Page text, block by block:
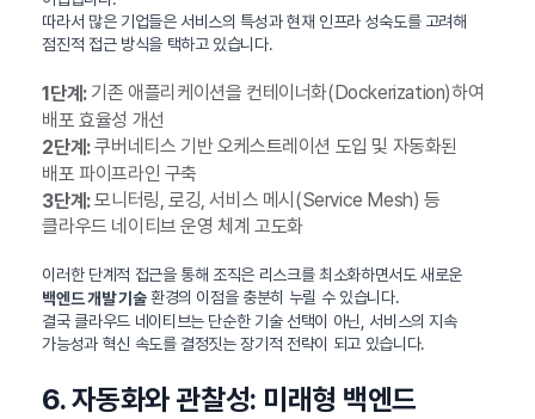
따라서 많은 기업들은 서비스의 특성과 현재 인프라 성숙도를 고려해
점진적 접근 방식을 택하고 있습니다.
1단계:기존 애플리케이션을 컨테이너화(Dockerization)하여
배포 효율성 개선
2단계:쿠버네티스 기반 오케스트레이션 도입 및 자동화된
배포 파이프라인 구축
3단계:모니터링, 로깅, 서비스 메시(Service Mesh) 등
클라우드 네이티브 운영 체계 고도화
이러한 단계적 접근을 통해 조직은 리스크를 최소화하면서도 새로운
백엔드 개발 기술환경의 이점을 충분히 누릴 수 있습니다.
결국 클라우드 네이티브는 단순한 기술 선택이 아닌, 서비스의 지속
가능성과 혁신 속도를 결정짓는 장기적 전략이 되고 있습니다.
6. 자동화와 관찰성: 미래형 백엔드